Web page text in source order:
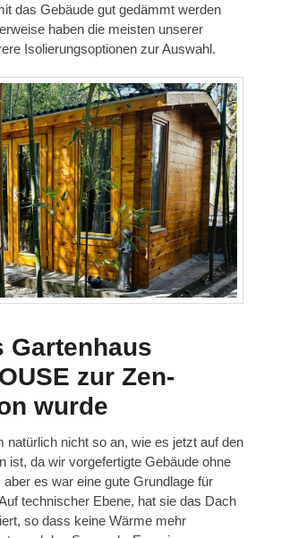
das Gebäude gut gedämmt werden
haben die meisten unserer
Isolierungsoptionen zur Auswahl.
Gartenhaus
zur Zen-
wurde
natürlich nicht so an, wie es jetzt auf den
ist, da wir vorgefertigte Gebäude ohne
aber es war eine gute Grundlage für
technischer Ebene, hat sie das Dach
so dass keine Wärme mehr